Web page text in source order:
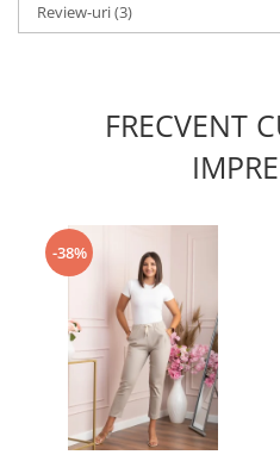
Review-uri(3)
FRECVENT
-38%